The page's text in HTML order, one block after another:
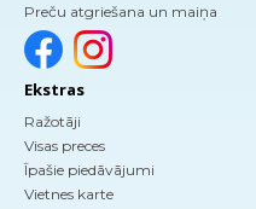
Preču atgriešana un maiņa
Ekstras
Ražotāji
Visas preces
Īpašie piedāvājumi
Vietnes karte